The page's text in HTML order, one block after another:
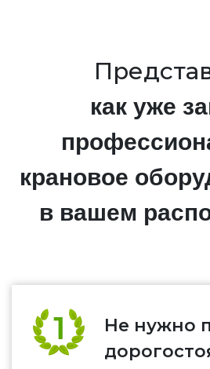
как уже
крановое
в вашем
Не нужно